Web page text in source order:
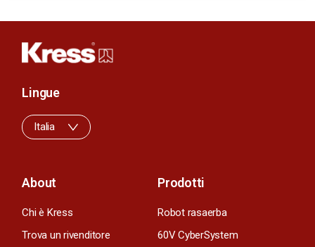
About
Chi è Kress
Trova un rivenditore
Prodotti
Robot rasaerba
60V CyberSystem
Lingue
Italia